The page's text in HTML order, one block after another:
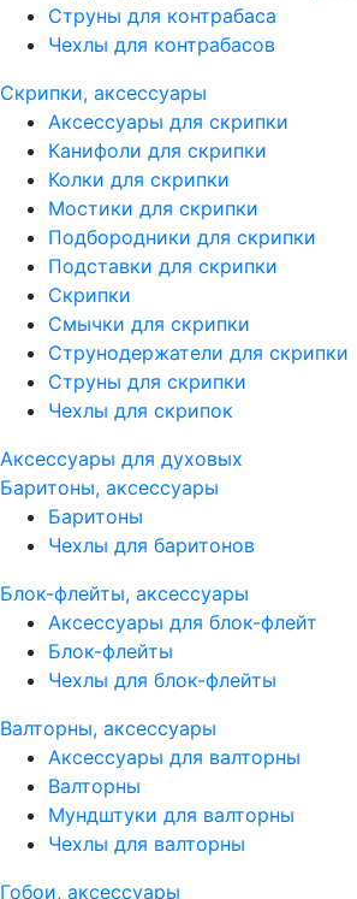
Струны для контрабаса
Чехлы для контрабасов
Скрипки, аксессуары
Аксессуары для скрипки
Канифоли для скрипки
Колки для скрипки
Мостики для скрипки
Подбородники для скрипки
Подставки для скрипки
Скрипки
Смычки для скрипки
Струнодержатели для скрипки
Струны для скрипки
Чехлы для скрипок
Аксессуары для духовых
Баритоны, аксессуары
Баритоны
Чехлы для баритонов
Блок-флейты, аксессуары
Аксессуары для блок-флейт
Блок-флейты
Чехлы для блок-флейты
Валторны, аксессуары
Аксессуары для валторны
Валторны
Мундштуки для валторны
Чехлы для валторны
Гобои, аксессуары